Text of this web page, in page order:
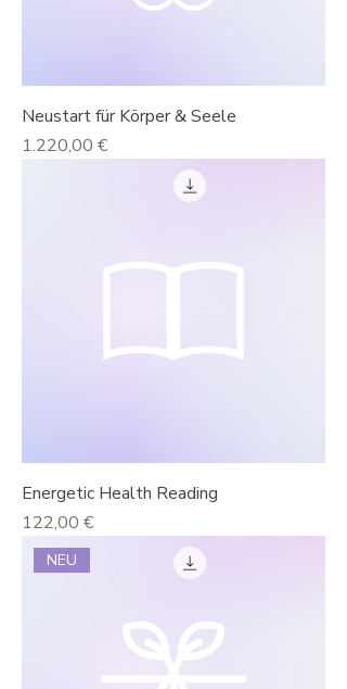
Neustart für Körper & Seele
Preis
1.220,00 €
Energetic Health Reading
Preis
122,00 €
NEU